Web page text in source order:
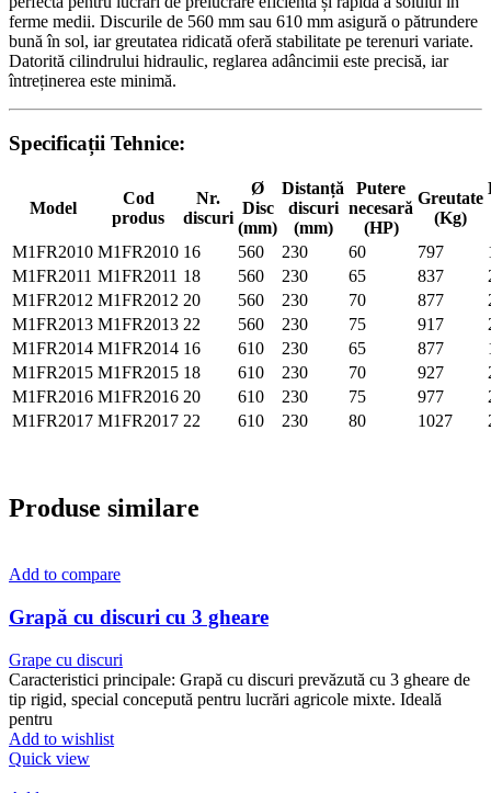
ferme medii. Discurile de 560 mm sau 610 mm asigură o pătrundere
bună în sol, iar greutatea ridicată oferă stabilitate pe terenuri variate.
Datorită cilindrului hidraulic, reglarea adâncimii este precisă, iar
întreținerea este minimă.
Specificații Tehnice:
Model
Cod
produs
Nr.
discuri
Ø
Disc
(mm)
Distanță
discuri
(mm)
Putere
necesară
(HP)
Greutate
(Kg)
M1FR2010 M1FR2010 16 560 230 60 797
M1FR2011 M1FR2011 18 560 230 65 837
M1FR2012 M1FR2012 20 560 230 70 877
M1FR2013 M1FR2013 22 560 230 75 917
M1FR2014 M1FR2014 16 610 230 65 877
M1FR2015 M1FR2015 18 610 230 70 927
M1FR2016 M1FR2016 20 610 230 75 977
M1FR2017 M1FR2017 22 610 230 80 1027
Produse similare
Add to compare
Grapă cu discuri cu 3 gheare
Grape cu discuri
Caracteristici principale: Grapă cu discuri prevăzută cu 3 gheare de
tip rigid, special concepută pentru lucrări agricole mixte. Ideală
pentru
Add to wishlist
Quick view